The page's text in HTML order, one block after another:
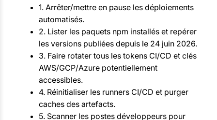
1. Arrêter/mettre en pause les déploiements
automatisés.
2. Lister les paquets npm installés et repérer
les versions publiées depuis le 24 juin 2026.
3. Faire rotater tous les tokens CI/CD et clés
AWS/GCP/Azure potentiellement
accessibles.
4. Réinitialiser les runners CI/CD et purger
caches des artefacts.
5. Scanner les postes développeurs pour